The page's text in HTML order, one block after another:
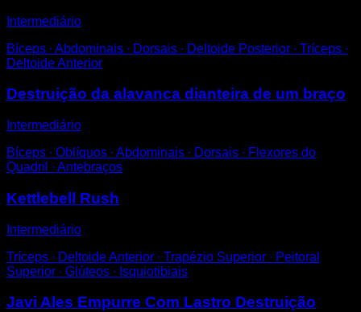
Intermediário
Bíceps ∙ Abdominais ∙ Dorsais ∙ Deltoide Posterior ∙ Tríceps ∙
Deltoide Anterior
Destruição da alavanca dianteira de um braço
Intermediário
Bíceps ∙ Oblíquos ∙ Abdominais ∙ Dorsais ∙ Flexores do
Quadril ∙ Antebraços
Kettlebell Rush
Intermediário
Tríceps ∙ Deltoide Anterior ∙ Trapézio Superior ∙ Peitoral
Superior ∙ Glúteos ∙ Isquiotibiais
Javi Ales Empurre Com Lastro Destruição